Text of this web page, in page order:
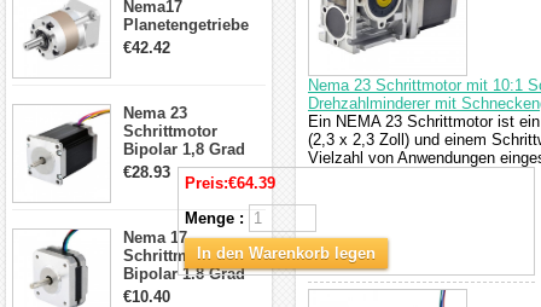
Nema17
Planetengetriebe
5:1 Spiel 15Arc-
€42.42
Nema 23
Schrittmotor
Bipolar 1,8 Grad
2,83Nm 4 A 2,26V
CNC Hybrid-
Schrittmotor mit 8
Anschlüssen
€28.93
Nema 17
Schrittmotor
Bipolar 1.8 Grad
8.7Ncm 1A 3.5V 4
€10.40
Nema 23 Schrittmotor mit 10:1
Drehzahlminderer mit
Ein NEMA 23 Schrittmotor ist
(2,3 x 2,3 Zoll) und einem
Vielzahl von Anwendungen
Preis:€64.39
Menge :
In den Warenkorb legen